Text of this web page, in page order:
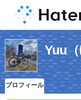
Yuu
プロフィール